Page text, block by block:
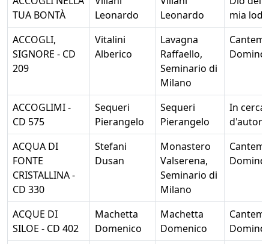
TUA BONTÀ
Leonardo
Leonardo
mia lode
ACCOGLI,
SIGNORE - CD
209
Vitalini
Alberico
Lavagna
Raffaello,
Seminario di
Milano
Domino
ACCOGLIMI -
CD 575
Sequeri
Pierangelo
Sequeri
Pierangelo
In cerca
d'autore
ACQUA DI
FONTE
CRISTALLINA -
CD 330
Stefani
Dusan
Monastero
Valserena,
Seminario di
Milano
Domino
ACQUE DI
SILOE - CD 402
Machetta
Domenico
Machetta
Domenico
Domino